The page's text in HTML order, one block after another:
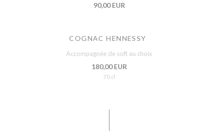
90,00 EUR
COGNAC HENNESSY
Accompagnée de soft au choix
180,00 EUR
70 cl